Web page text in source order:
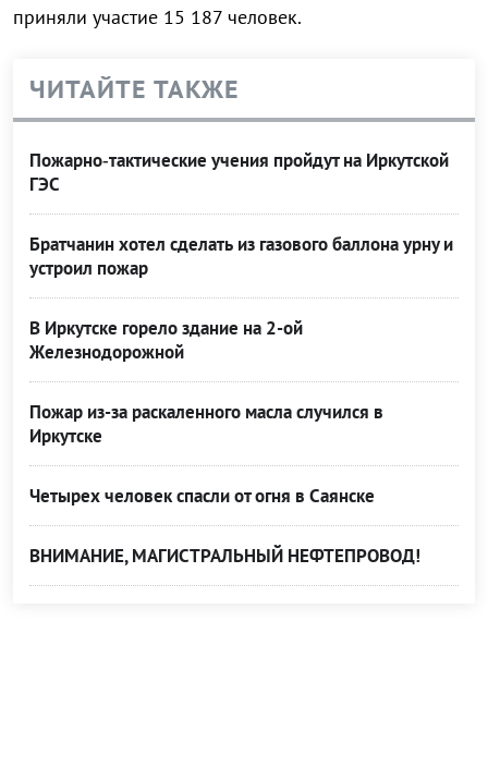
приняли участие 15 187 человек.
ЧИТАЙТЕ ТАКЖЕ
Пожарно‑тактические учения пройдут на Иркутской
ГЭС
Братчанин хотел сделать из газового баллона урну и
устроил пожар
В Иркутске горело здание на 2-ой
Железнодорожной
Пожар из-за раскаленного масла случился в
Иркутске
Четырех человек спасли от огня в Саянске
ВНИМАНИЕ, МАГИСТРАЛЬНЫЙ НЕФТЕПРОВОД!